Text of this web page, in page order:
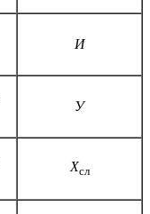
И
У
Хсл